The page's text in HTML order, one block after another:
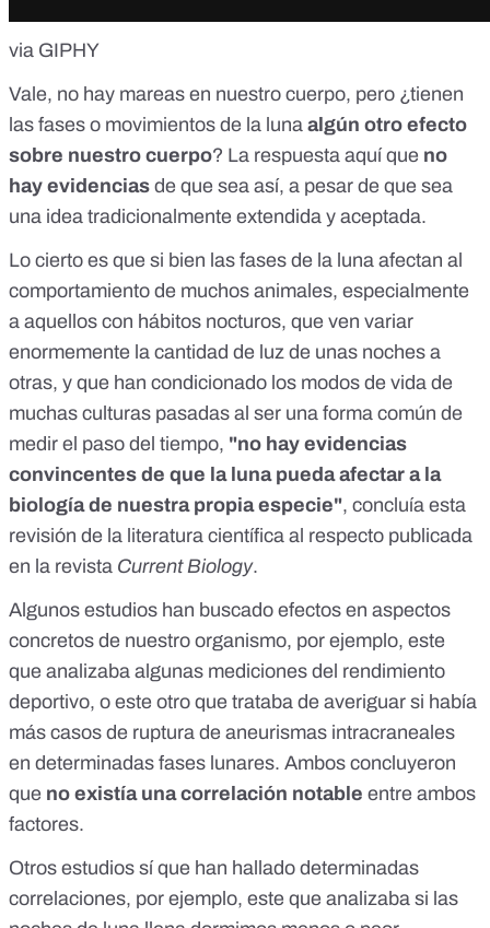
via GIPHY
Vale, no hay mareas en nuestro cuerpo, pero ¿tienen
las fases o movimientos de la luna algún otro efecto
sobre nuestro cuerpo? La respuesta aquí que no
hay evidencias de que sea así, a pesar de que sea
una idea tradicionalmente extendida y aceptada.
Lo cierto es que si bien las fases de la luna afectan al
comportamiento de muchos animales, especialmente
a aquellos con hábitos nocturos, que ven variar
enormemente la cantidad de luz de unas noches a
otras, y que han condicionado los modos de vida de
muchas culturas pasadas al ser una forma común de
medir el paso del tiempo, "no hay evidencias
convincentes de que la luna pueda afectar a la
biología de nuestra propia especie", concluía esta
revisión de la literatura científica al respecto publicada
en la revista Current Biology.
Algunos estudios han buscado efectos en aspectos
concretos de nuestro organismo, por ejemplo, este
que analizaba algunas mediciones del rendimiento
deportivo, o este otro que trataba de averiguar si había
más casos de ruptura de aneurismas intracraneales
en determinadas fases lunares. Ambos concluyeron
que no existía una correlación notable entre ambos
factores.
Otros estudios sí que han hallado determinadas
correlaciones, por ejemplo, este que analizaba si las